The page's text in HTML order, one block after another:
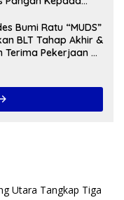
Bumi Ratu “MUDS”
BLT Tahap Akhir &
Terima Pekerjaan Di